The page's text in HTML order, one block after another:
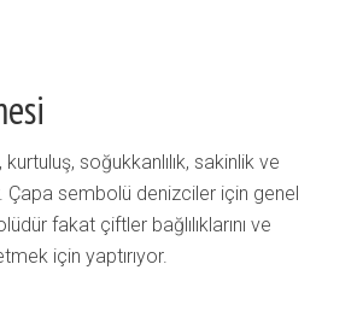
soğukkanlılık, sakinlik ve
Çapa sembolü denizciler için genel
fakat çiftler bağlılıklarını ve
için yaptırıyor.